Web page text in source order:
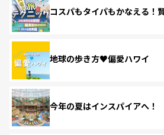
コスパもタイパもかなえる！
地球の歩き方♥偏愛ハワイ
今年の夏はインスパイアへ！